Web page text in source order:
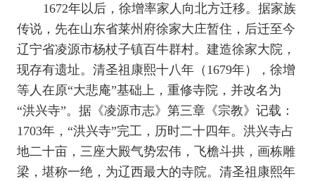
1672年以后，徐增率家人向北方迁移。据家族
传说，先在山东省莱州府徐家大庄暂住，后迁至今
辽宁省凌源市杨杖子镇百牛群村。建造徐家大院，
现存有遗址。清圣祖康熙十八年（1679年），徐增
等人在原“大悲庵”基础上，重修寺院，并改名为
“洪兴寺”。据《凌源市志》第三章《宗教》记载：
1703年，“洪兴寺”完工，历时二十四年。洪兴寺占
地二十亩，三座大殿气势宏伟，飞檐斗拱，画栋雕
梁，堪称一绝，为辽西最大的寺院。清圣祖康熙年